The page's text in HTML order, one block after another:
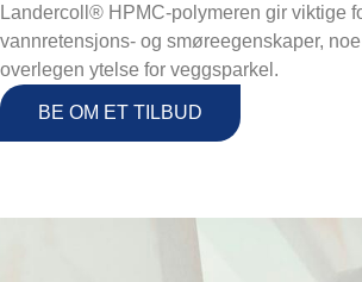
Landercoll® HPMC-polymeren gir viktige
vannretensjons- og smøreegenskaper,
overlegen ytelse for veggsparkel.
BE OM ET TILBUD